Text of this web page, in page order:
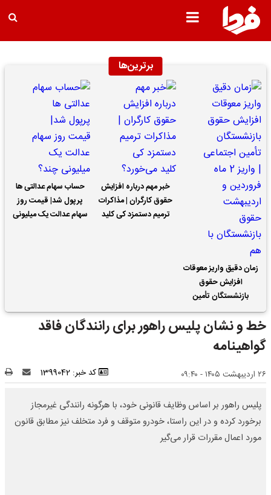
برترین‌ها
زمان دقیق واریز معوقات
افزایش حقوق
بازنشستگان تأمین
اجتماعی | واریز 2 ماه
فروردین و اردیبهشت
حقوق بازنشستگان با هم
خبر مهم درباره افزایش
حقوق کارگران | مذاکرات
ترمیم دستمزد کی کلید
حساب سهام عدالتی ها
پرپول شد| قیمت روز
سهام عدالت یک میلیونی
خط و نشان پلیس راهور برای رانندگان فاقد
گواهینامه
۲۶ اردیبهشت ۱۴۰۵ - ۰۹:۴۰ کد خبر: 1399042
پلیس راهور بر اساس وظایف قانونی خود، با هرگونه رانندگی غیرمجاز
برخورد کرده و در این راستا، خودرو متوقف و فرد متخلف نیز مطابق قانون
مورد اعمال مقررات قرار می‌گیر